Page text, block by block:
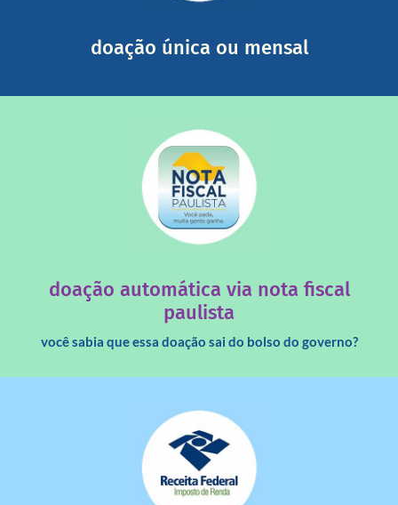
doação única ou mensal
doação automática via nota fiscal
paulista
você sabia que essa doação sai do bolso do governo?
saiba mais
saiba mais